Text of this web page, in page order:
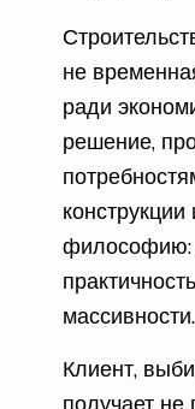
не
ради
решение,
философию:
массивности.
Клиент,